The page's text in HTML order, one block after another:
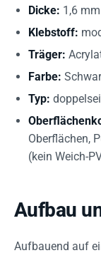
Dicke: 1,6
Klebstoff:
Träger:
Farbe:
Typ:
Oberflächen,
(kein Weich-
Aufbau
Aufbauend auf